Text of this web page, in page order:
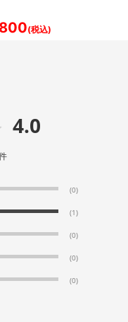
4.0
(0)
(1)
(0)
(0)
(0)